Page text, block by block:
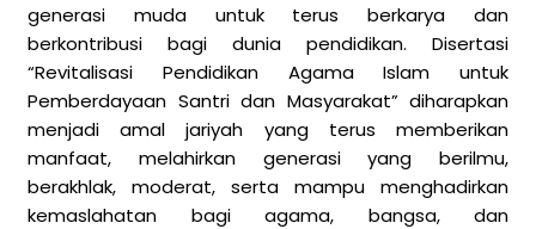
generasi muda untuk terus berkarya dan
berkontribusi bagi dunia pendidikan. Disertasi
“Revitalisasi Pendidikan Agama Islam untuk
Pemberdayaan Santri dan Masyarakat” diharapkan
menjadi amal jariyah yang terus memberikan
manfaat, melahirkan generasi yang berilmu,
berakhlak, moderat, serta mampu menghadirkan
kemaslahatan bagi agama, bangsa, dan